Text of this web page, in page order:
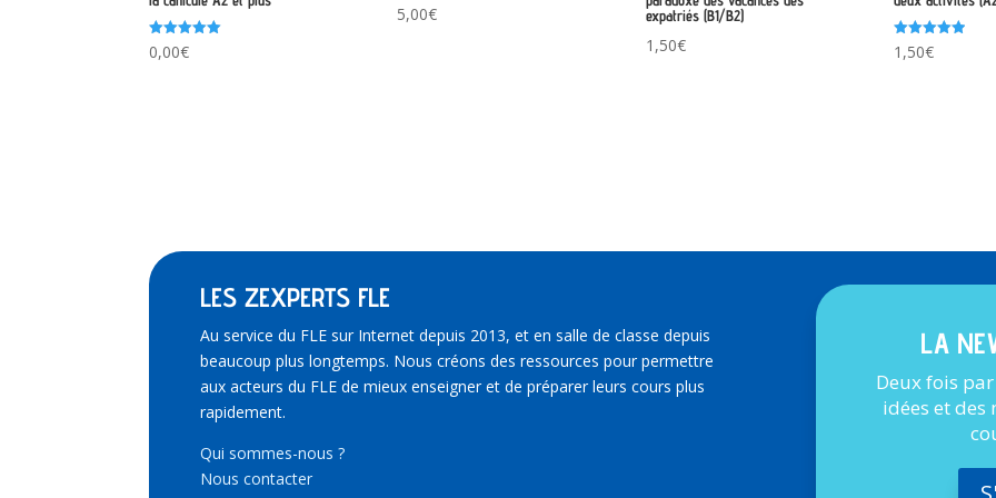
Note
5.00
0,00€
5,00€
expatriés (B1/B2)
1,50€
Note
5.00
1,50€
LES ZEXPERTS FLE
Au service du FLE sur Internet depuis 2013, et en salle de classe depuis
beaucoup plus longtemps. Nous créons des ressources pour permettre
aux acteurs du FLE de mieux enseigner et de préparer leurs cours plus
rapidement.
Qui sommes-nous ?
Nous contacter
LA
Deux fois
idées et des